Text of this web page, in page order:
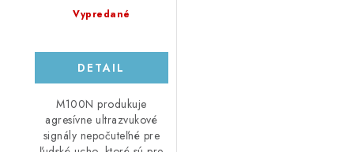
Vypredané
DETAIL
M100N produkuje
agresívne ultrazvukové
signály nepočuteľné pre